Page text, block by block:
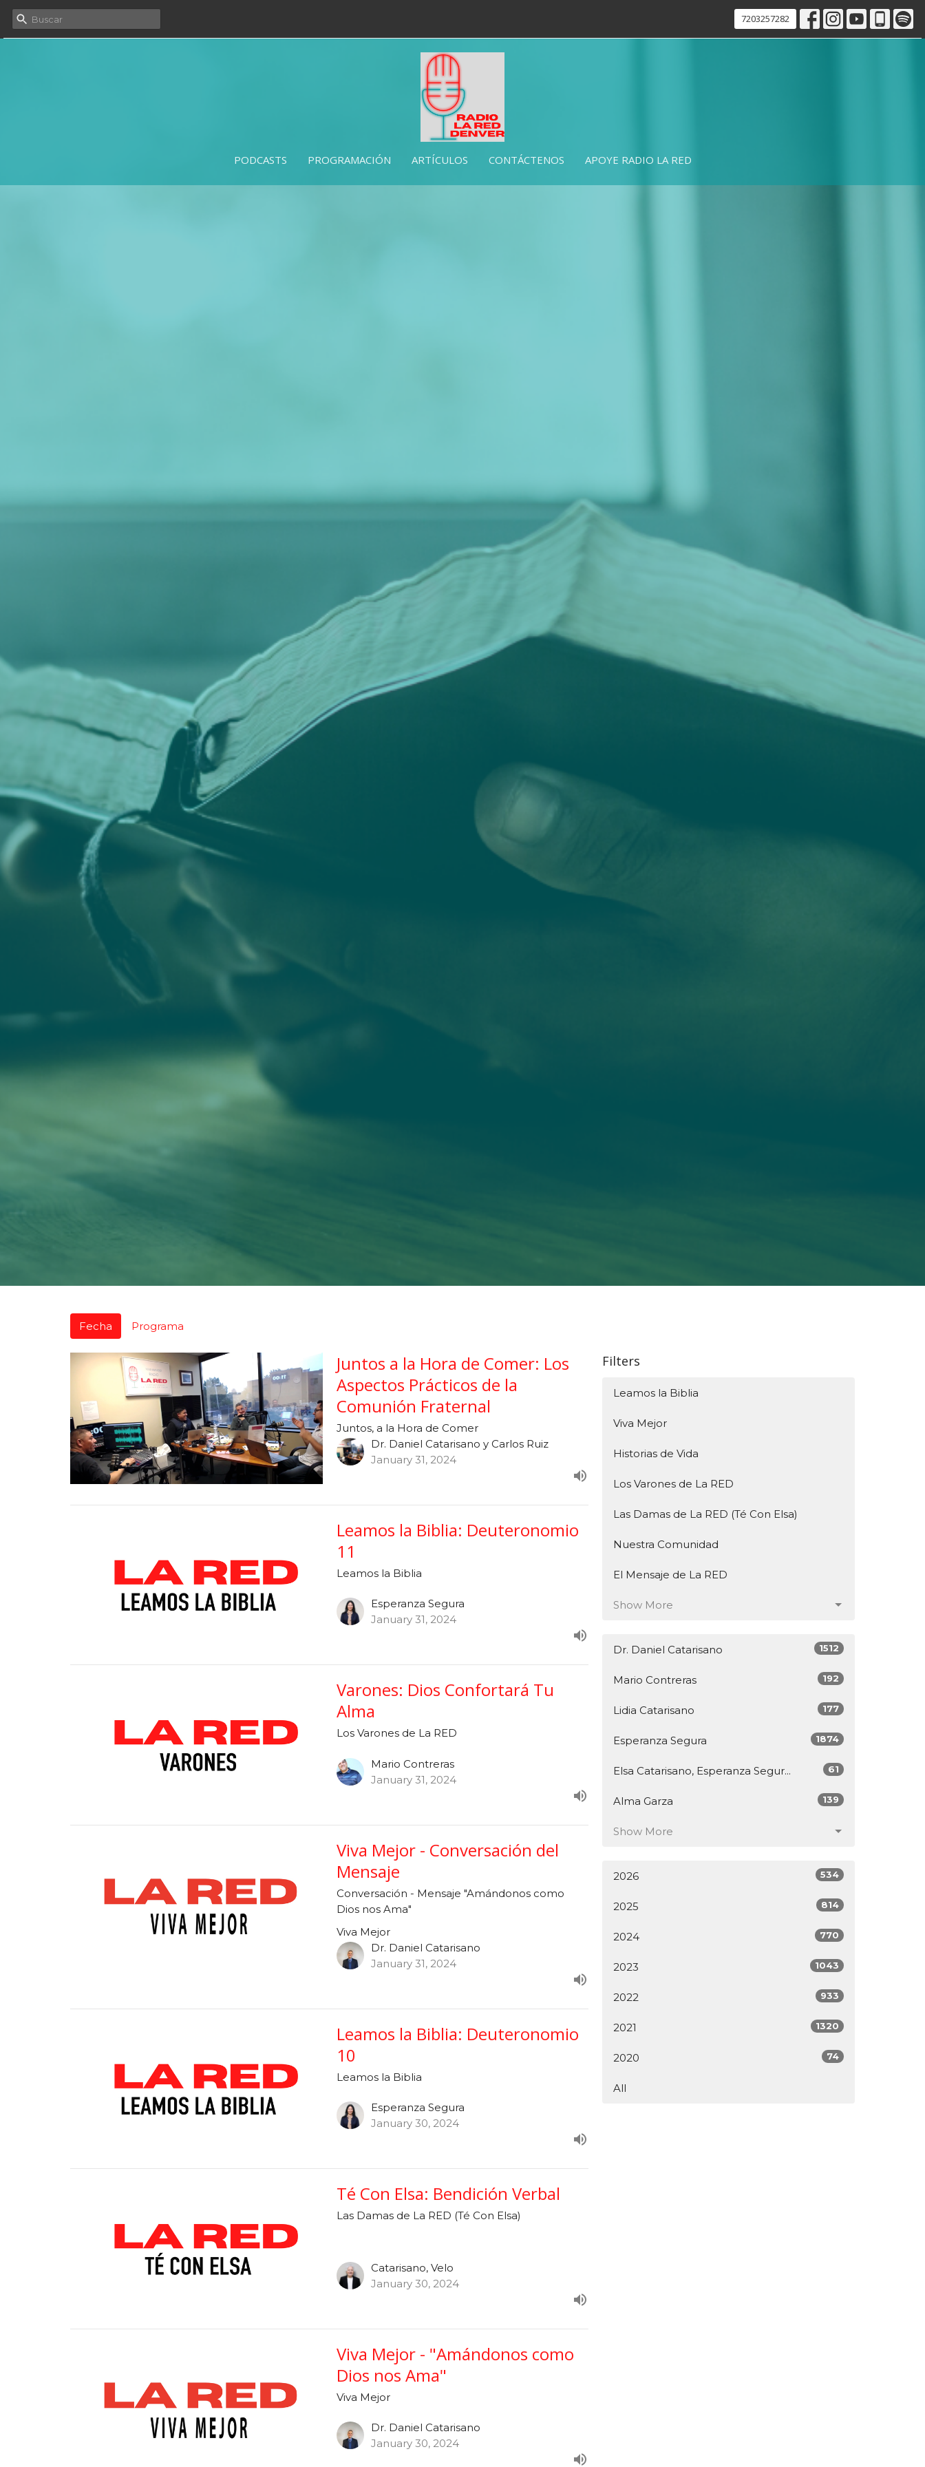
7203257282
PODCASTS PROGRAMACIÓN ARTÍCULOS CONTÁCTENOS APOYE RADIO LA RED
Fecha Programa
Juntos a la Hora de Comer: Los
Aspectos Prácticos de la
Comunión Fraternal
Juntos, a la Hora de Comer
Dr. Daniel Catarisano y Carlos Ruiz
January 31, 2024
Leamos la Biblia: Deuteronomio
11
Leamos la Biblia
Esperanza Segura
January 31, 2024
Varones: Dios Confortará Tu
Alma
Los Varones de La RED
Mario Contreras
January 31, 2024
Viva Mejor - Conversación del
Mensaje
Conversación - Mensaje "Amándonos como
Dios nos Ama"
Viva Mejor
Dr. Daniel Catarisano
January 31, 2024
Leamos la Biblia: Deuteronomio
10
Leamos la Biblia
Esperanza Segura
January 30, 2024
Té Con Elsa: Bendición Verbal
Las Damas de La RED (Té Con Elsa)
Catarisano, Velo
January 30, 2024
Viva Mejor - "Amándonos como
Dios nos Ama"
Viva Mejor
Dr. Daniel Catarisano
January 30, 2024
Filters
Leamos la Biblia
Viva Mejor
Historias de Vida
Los Varones de La RED
Las Damas de La RED (Té Con Elsa)
Nuestra Comunidad
El Mensaje de La RED
Show More
Dr. Daniel Catarisano 1512
Mario Contreras 192
Lidia Catarisano 177
Esperanza Segura 1874
Elsa Catarisano, Esperanza Segur... 61
Alma Garza 139
Show More
2026 534
2025 814
2024 770
2023 1043
2022 933
2021 1320
2020 74
All